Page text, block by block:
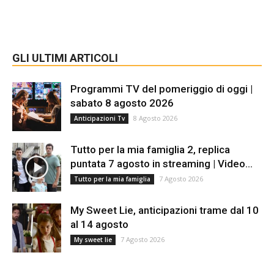
GLI ULTIMI ARTICOLI
Programmi TV del pomeriggio di oggi |
sabato 8 agosto 2026
Anticipazioni Tv 8 Agosto 2026
Tutto per la mia famiglia 2, replica
puntata 7 agosto in streaming | Video...
Tutto per la mia famiglia 7 Agosto 2026
My Sweet Lie, anticipazioni trame dal 10
al 14 agosto
My sweet lie 7 Agosto 2026